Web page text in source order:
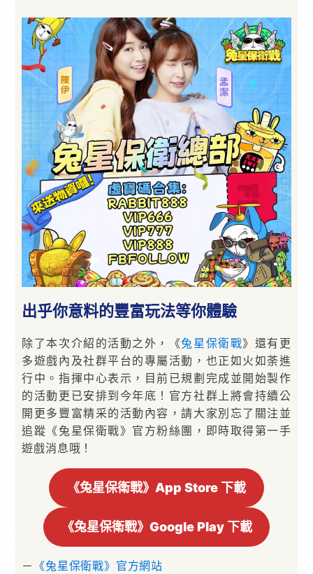
出乎你意料的豐富玩法等你體驗
除了本次介紹的活動之外，《兔星保衛戰》還有更
多遊戲內及社群平台的專屬活動，也正如火如荼進
行中。指揮中心表示，目前已規劃完成並開始製作
的活動更已安排到今年底！官方社群上將會持續公
開更多豐富精采的活動內容，請大家別忘了關注並
追蹤《兔星保衛戰》官方粉絲團，即時取得第一手
遊戲消息哦！
《兔星保衛戰》App Store 下載
《兔星保衛戰》Google Play 下載
－ 《兔星保衛戰》官方網站